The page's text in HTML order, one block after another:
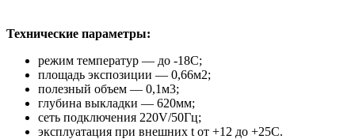
Технические параметры:
режим температур — до -18С;
площадь экспозиции — 0,66м2;
полезный объем — 0,1м3;
глубина выкладки — 620мм;
сеть подключения 220V/50Гц;
эксплуатация при внешних t от +12 до +25С.